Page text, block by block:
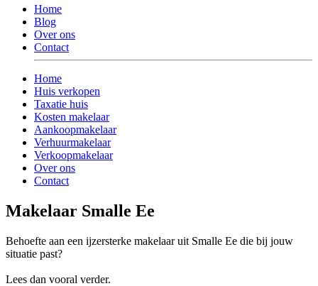
Home
Blog
Over ons
Contact
Home
Huis verkopen
Taxatie huis
Kosten makelaar
Aankoopmakelaar
Verhuurmakelaar
Verkoopmakelaar
Over ons
Contact
Makelaar Smalle Ee
Behoefte aan een ijzersterke makelaar uit Smalle Ee die bij jouw
situatie past?
Lees dan vooral verder.